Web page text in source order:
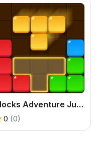
Blocks Adventure Jungle Saga
0 (0)